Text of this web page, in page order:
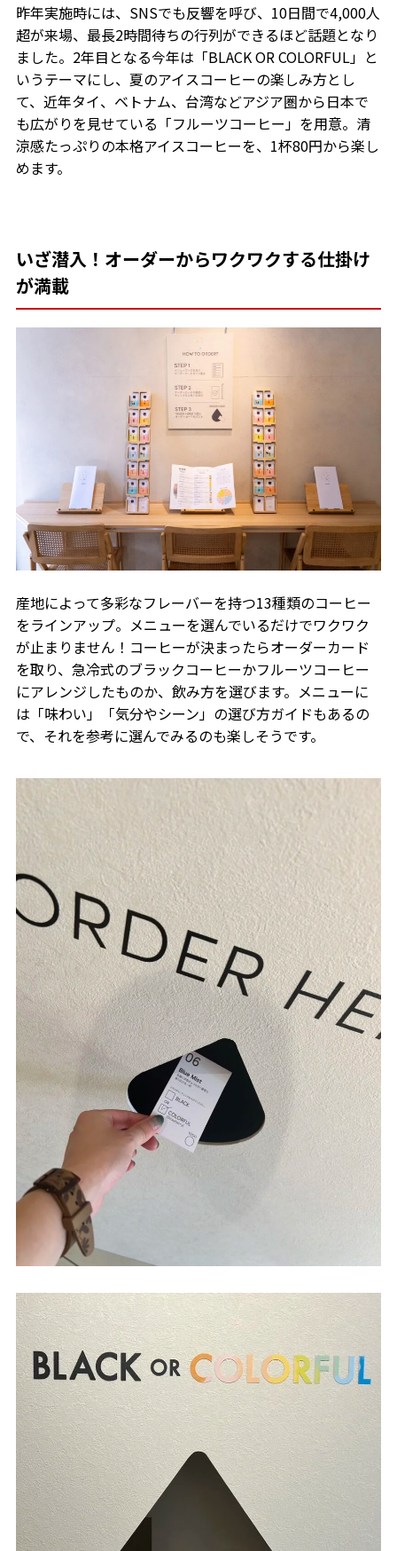
昨年実施時には、SNSでも反響を呼び、10日間で4,000人
超が来場、最長2時間待ちの行列ができるほど話題となり
ました。2年目となる今年は「BLACK OR COLORFUL」と
いうテーマにし、夏のアイスコーヒーの楽しみ方とし
て、近年タイ、ベトナム、台湾などアジア圏から日本で
も広がりを見せている「フルーツコーヒー」を用意。清
涼感たっぷりの本格アイスコーヒーを、1杯80円から楽し
めます。
いざ潜入！オーダーからワクワクする仕掛け
が満載
産地によって多彩なフレーバーを持つ13種類のコーヒー
をラインアップ。メニューを選んでいるだけでワクワク
が止まりません！コーヒーが決まったらオーダーカード
を取り、急冷式のブラックコーヒーかフルーツコーヒー
にアレンジしたものか、飲み方を選びます。メニューに
は「味わい」「気分やシーン」の選び方ガイドもあるの
で、それを参考に選んでみるのも楽しそうです。